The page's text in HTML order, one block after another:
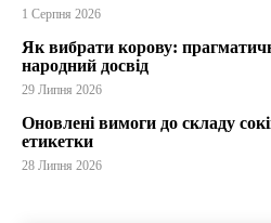
1 Серпня 2026
Як вибрати корову:
народний досвід
29 Липня 2026
Оновлені вимоги до складу
етикетки
28 Липня 2026